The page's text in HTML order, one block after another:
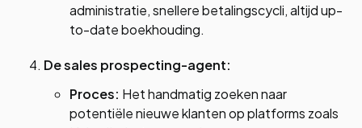
administratie, snellere betalingscycli, altijd up-
to-date boekhouding.
De sales prospecting-agent:
Proces: Het handmatig zoeken naar
potentiële nieuwe klanten op platforms zoals